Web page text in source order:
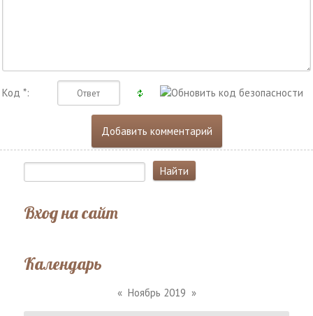
Код *:
Вход на сайт
Календарь
« Ноябрь 2019 »